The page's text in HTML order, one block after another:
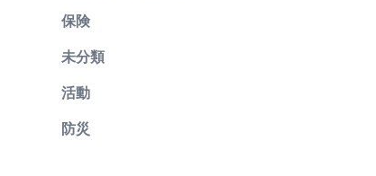
保険
未分類
活動
防災